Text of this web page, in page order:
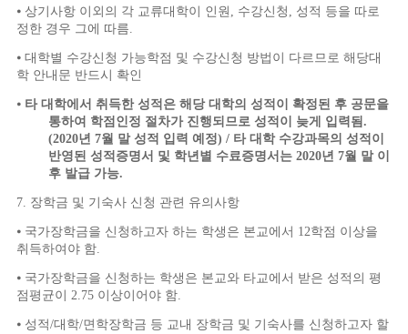
⦁ 상기사항 이외의 각 교류대학이 인원 , 수강신청 , 성적 등을 따로
정한 경우 그에 따름.
⦁ 대학별 수강신청 가능학점 및 수강신청 방법이 다르므로 해당대
학 안내문 반드시 확인
⦁ 타 대학에서 취득한 성적은 해당 대학의 성적이 확정된 후 공문을
통하여 학점인정 절차가 진행되므로 성적이 늦게 입력됨 .
(2020년 7월 말 성적 입력 예정) / 타 대학 수강과목의 성적이
반영된 성적증명서 및 학년별 수료증명서는 2020년 7월 말 이
후 발급 가능.
7. 장학금 및 기숙사 신청 관련 유의사항
⦁ 국가장학금을 신청하고자 하는 학생은 본교에서 12학점 이상을
취득하여야 함.
⦁ 국가장학금을 신청하는 학생은 본교와 타교에서 받은 성적의 평
점평균이 2.75 이상이어야 함.
⦁ 성적/대학/면학장학금 등 교내 장학금 및 기숙사를 신청하고자 할